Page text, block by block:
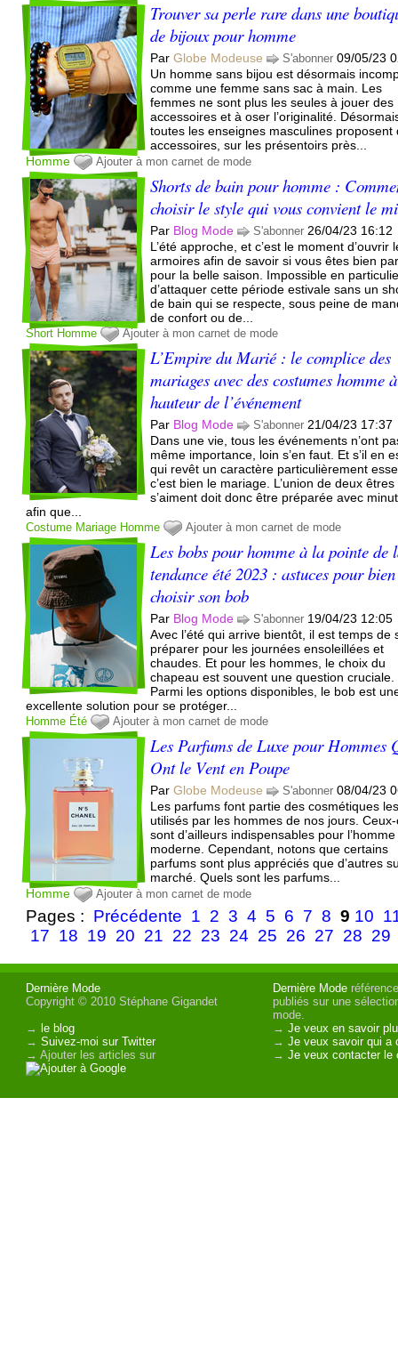
Trouver sa perle rare dans une
de bijoux pour homme
ParGlobe Modeuse S'abonner 09/05/23
Un homme sans bijou est désormais
comme une femme sans sac à main. Les
femmes ne sont plus les seules à jouer des
accessoires et à oser l’originalité.
toutes les enseignes masculines proposent
accessoires, sur les présentoirs près...
Homme
Ajouter à mon carnet de mode
Shorts de bain pour homme :
choisir le style qui vous convient le
Par Blog Mode S'abonner 26/04/23 16:12
L’été approche, et c’est le moment d’ouvrir
armoires afin de savoir si vous êtes bien
pour la belle saison. Impossible en
d’attaquer cette période estivale sans un
de bain qui se respecte, sous peine de
de confort ou de...
Short Homme Ajouter à mon carnet de mode
L’Empire du Marié : le complice des
mariages avec des costumes homme
hauteur de l’événement
Par Blog Mode S'abonner 21/04/23 17:37
Dans une vie, tous les événements n’ont
même importance, loin s’en faut. Et s’il en
qui revêt un caractère particulièrement
c’est bien le mariage. L’union de deux êtres
s’aiment doit donc être préparée avec
afin que...
Costume Mariage Homme Ajouter à mon carnet de mode
Les bobs pour homme à la pointe de
tendance été 2023 : astuces pour bien
choisir son bob
Par Blog Mode S'abonner 19/04/23 12:05
Avec l’été qui arrive bientôt, il est temps de
préparer pour les journées ensoleillées et
chaudes. Et pour les hommes, le choix du
chapeau est souvent une question cruciale.
Parmi les options disponibles, le bob est
excellente solution pour se protéger...
Homme Été Ajouter à mon carnet de mode
Les Parfums de Luxe pour Hommes
Ont le Vent en Poupe
ParGlobe Modeuse S'abonner 08/04/23
Les parfums font partie des cosmétiques
utilisés par les hommes de nos jours.
sont d’ailleurs indispensables pour l’homme
moderne. Cependant, notons que certains
parfums sont plus appréciés que d’autres
marché. Quels sont les parfums...
Homme
Ajouter à mon carnet de mode
Pages : Précédente 1 2 3 4 5 6 7 8 9 10
17 18 19 20 21 22 23 24 25 26 27 28 29
Dernière Mode
Copyright © 2010 Stéphane Gigandet
→le blog
→Suivez-moi sur Twitter
→ Ajouter les articles sur
Dernière Mode
publiés sur une
mode.
→Je veux en savoir
→Je veux savoir qui a
→Je veux contacter le